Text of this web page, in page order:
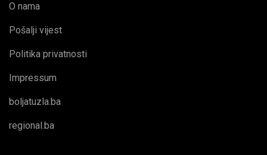
O nama
Pošalji vijest
Politika privatnosti
Impressum
boljatuzla.ba
regional.ba